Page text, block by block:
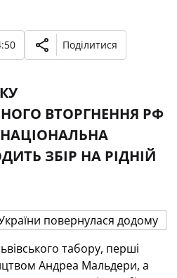
Поділитися
ВТОРГНЕННЯ РФ
ЗБІР НА РІДНІЙ
табору, перші
Андреа Мальдери, а